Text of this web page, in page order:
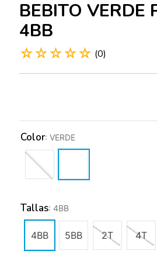
BEBITO VERDE
4BB
☆☆☆☆☆ (0)
Tallas: 4BB
4BB 5BB 2T 4T
Color: VERDE